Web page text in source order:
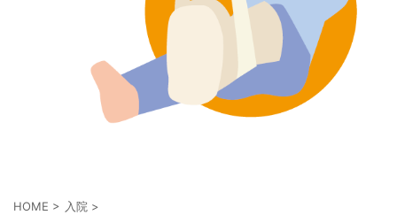
HOME > 入院 >